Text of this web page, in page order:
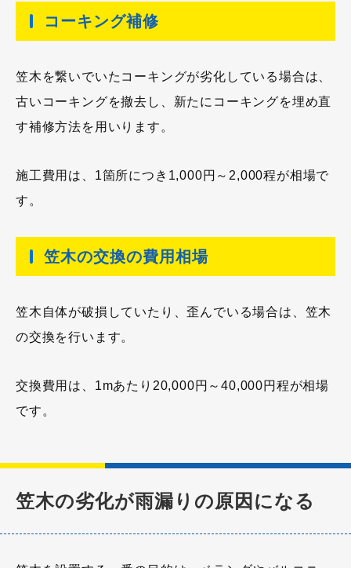
コーキング補修
笠木を繋いでいたコーキングが劣化している場合は、
古いコーキングを撤去し、新たにコーキングを埋め直
す補修方法を用いります。
施工費用は、1箇所につき1,000円～2,000程が相場で
す。
笠木の交換の費用相場
笠木自体が破損していたり、歪んでいる場合は、笠木
の交換を行います。
交換費用は、1mあたり20,000円～40,000円程が相場
です。
笠木の劣化が雨漏りの原因になる